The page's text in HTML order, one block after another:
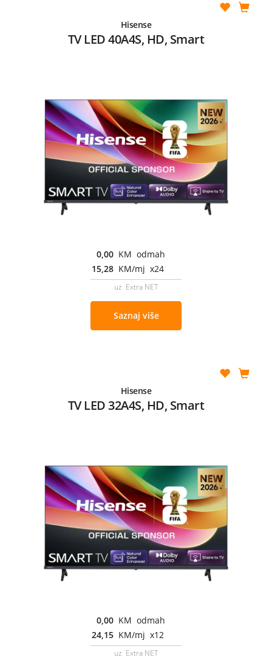
Hisense
TV LED 40A4S, HD, Smart
0,00 KM odmah
15,28 KM/mj x24
uz Extra NET
Saznaj više
Hisense
TV LED 32A4S, HD, Smart
0,00 KM odmah
24,15 KM/mj x12
uz Extra NET